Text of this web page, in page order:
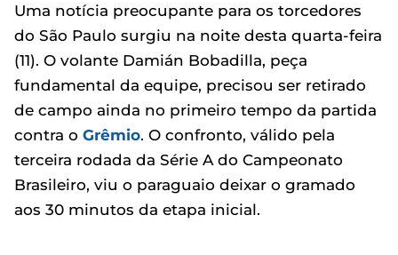
Uma notícia preocupante para os torcedores
do São Paulo surgiu na noite desta quarta-feira
(11). O volante Damián Bobadilla, peça
fundamental da equipe, precisou ser retirado
de campo ainda no primeiro tempo da partida
contra o Grêmio. O confronto, válido pela
terceira rodada da Série A do Campeonato
Brasileiro, viu o paraguaio deixar o gramado
aos 30 minutos da etapa inicial.